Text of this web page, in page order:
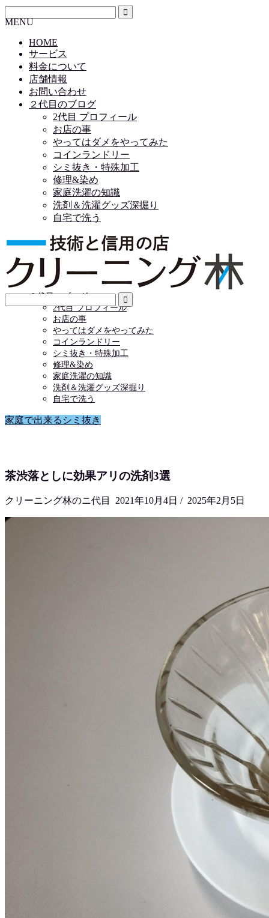
MENU
HOME
サービス
料金について
店舗情報
お問い合わせ
２代目のブログ
2代目 プロフィール
お店の事
やってはダメをやってみた
コインランドリー
シミ抜き・特殊加工
修理&染め
家庭洗濯の知識
洗剤＆洗濯グッズ深掘り
自宅で洗う
HOME
サービス
料金について
店舗情報
お問い合わせ
２代目のブログ
2代目 プロフィール
お店の事
やってはダメをやってみた
コインランドリー
シミ抜き・特殊加工
修理&染め
家庭洗濯の知識
洗剤＆洗濯グッズ深掘り
自宅で洗う
家庭で出来るシミ抜き
茶渋落としに効果アリの洗剤3選
クリーニング林のニ代目 2021年10月4日 / 2025年2月5日